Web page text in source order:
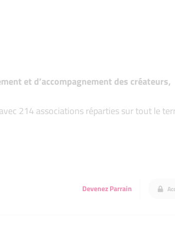
et d’accompagnement des créateurs,
214 associations réparties sur tout le
Devenez Parrain